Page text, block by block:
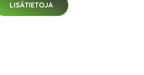
LISÄTIETOJA